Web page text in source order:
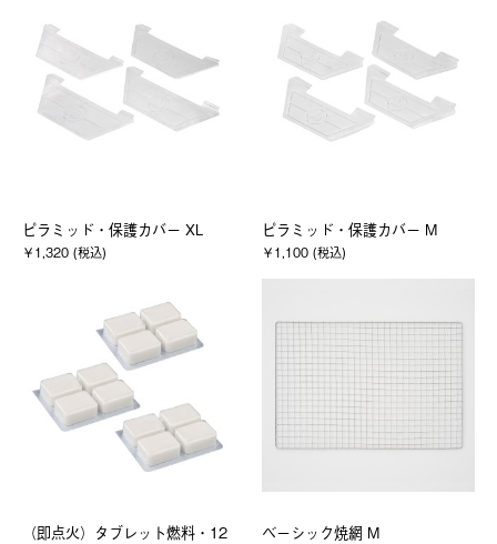
ピラミッド・保護カバー XL
￥1,320 (税込)
ピラミッド・保護カバー M
￥1,100 (税込)
（即点火）タブレット燃料・12
ベーシック焼網 M